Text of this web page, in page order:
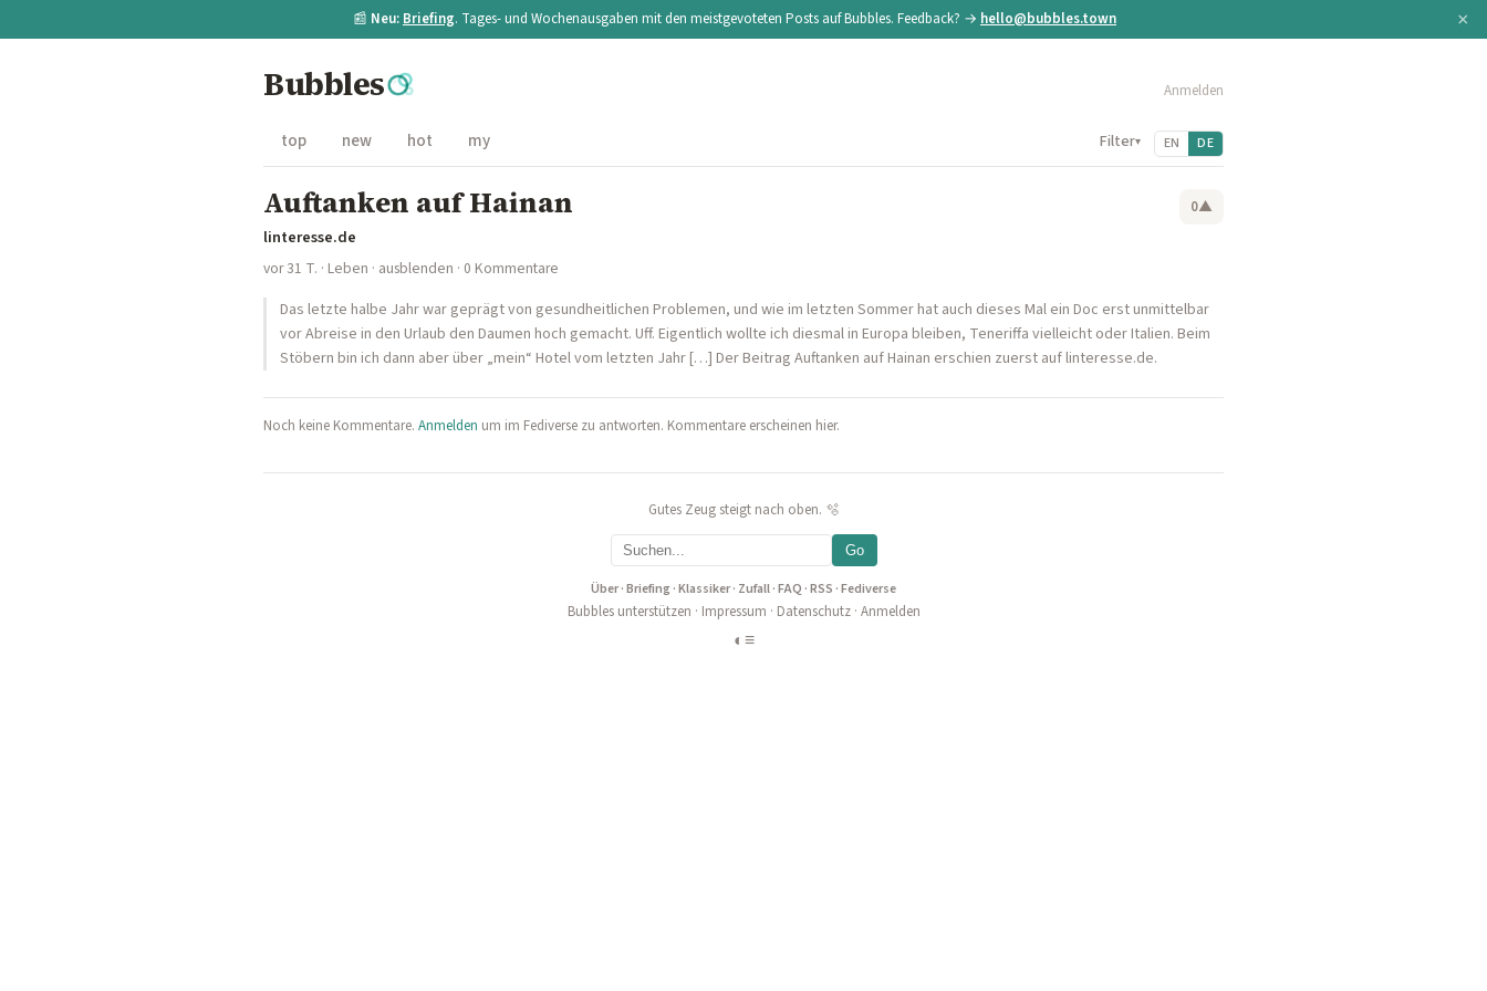
📰 Neu: Briefing. Tages- und Wochenausgaben mit den meistgevoteten Posts auf Bubbles. Feedback? → hello@bubbles.town ×
Bubbles Anmelden
top new hot my Filter▾ EN DE
Auftanken auf Hainan 0▲
linteresse.de
vor 31 T. · Leben · ausblenden · 0 Kommentare
Das letzte halbe Jahr war geprägt von gesundheitlichen Problemen, und wie im letzten Sommer hat auch dieses Mal ein Doc erst unmittelbar
vor Abreise in den Urlaub den Daumen hoch gemacht. Uff. Eigentlich wollte ich diesmal in Europa bleiben, Teneriffa vielleicht oder Italien. Beim
Stöbern bin ich dann aber über „mein“ Hotel vom letzten Jahr […] Der Beitrag Auftanken auf Hainan erschien zuerst auf linteresse.de.
Noch keine Kommentare. Anmelden um im Fediverse zu antworten. Kommentare erscheinen hier.
Gutes Zeug steigt nach oben. 🫧
Go
Über·Briefing·Klassiker· Zufall·FAQ ·RSS ·Fediverse
Bubbles unterstützen · Impressum · Datenschutz· Anmelden
◐ ≡